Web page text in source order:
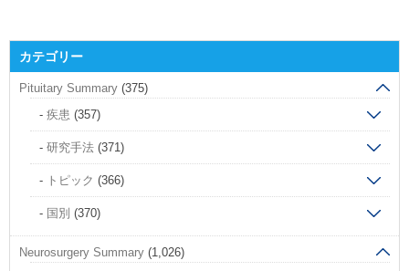
カテゴリー
Pituitary Summary (375)
疾患 (357)
研究手法 (371)
トピック (366)
国別 (370)
Neurosurgery Summary (1,026)